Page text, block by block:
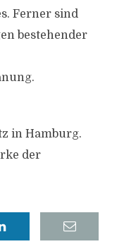
Ferner sind
bestehender
in Hamburg.
der